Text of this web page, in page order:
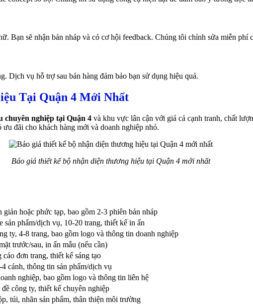
Bạn sẽ nhận bản nháp và có cơ hội feedback. Chúng tôi chỉnh sửa miễn phí
Dịch vụ hỗ trợ sau bán hàng đảm bảo bạn sử dụng hiệu quả.
Tại Quận 4 Mới Nhất
chuyên nghiệp tại Quận 4 và khu vực lân cận với giá cả cạnh tranh, chất
đãi cho khách hàng mới và doanh nghiệp nhỏ.
Báo giá thiết kế bộ nhận diện thương hiệu tại Quận 4 mới nhất
giản hoặc phức tạp, bao gồm 2-3 phiên bản nháp
sản phẩm/dịch vụ, 10-20 trang, thiết kế in ấn
ty, 4-8 trang, bao gồm logo và thông tin doanh nghiệp
trước/sau, in ấn mẫu (nếu cần)
cáo đơn trang, thiết kế sáng tạo
cánh, thông tin sản phẩm/dịch vụ
nghiệp, bao gồm logo và thông tin liên hệ
công ty, thiết kế chuyên nghiệp
túi, nhãn sản phẩm, thân thiện môi trường